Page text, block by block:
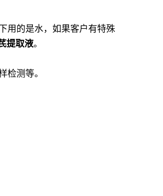
用的是水，如果客户有特殊
提取液。
检测等。